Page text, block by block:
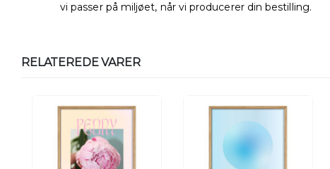
vi passer på miljøet, når vi producerer din bestilling.
RELATEREDE VARER